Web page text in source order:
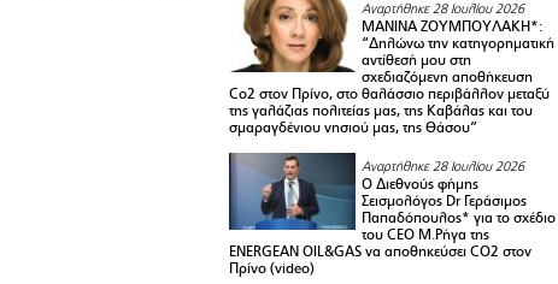
Αναρτήθηκε 28 Ιουλίου 2026
ΜΑΝΙΝΑ ΖΟΥΜΠΟΥΛΑΚΗ*:
“Δηλώνω την κατηγορηματική
αντίθεσή μου στη
σχεδιαζόμενη αποθήκευση
Co2 στον Πρίνο, στο θαλάσσιο περιβάλλον μεταξύ
της γαλάζιας πολιτείας μας, της Καβάλας και του
σμαραγδένιου νησιού μας, της Θάσου”
Αναρτήθηκε 28 Ιουλίου 2026
Ο Διεθνούς φήμης
Σεισμολόγος Dr Γεράσιμος
Παπαδόπουλος* για το σχέδιο
του CEO M.Ρήγα της
ENERGEAN OIL&GAS να αποθηκεύσει CO2 στον
Πρίνο (video)